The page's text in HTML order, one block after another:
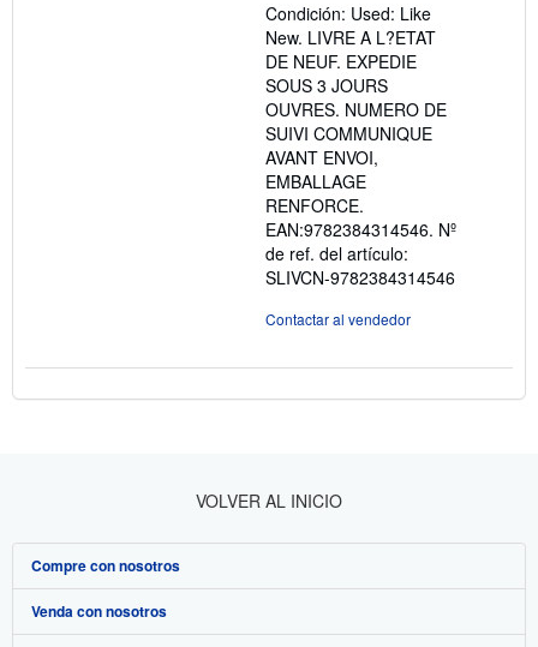
Condición: Used: Like
New. LIVRE A L?ETAT
DE NEUF. EXPEDIE
SOUS 3 JOURS
OUVRES. NUMERO DE
SUIVI COMMUNIQUE
AVANT ENVOI,
EMBALLAGE
RENFORCE.
EAN:9782384314546. Nº
de ref. del artículo:
SLIVCN-9782384314546
Contactar al vendedor
VOLVER AL INICIO
Compre con nosotros
Búsqueda avanzada
Venda con nosotros